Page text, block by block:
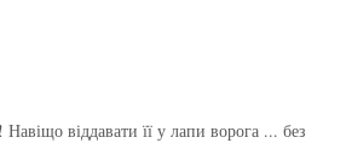
віддавати її у лапи ворога ... без